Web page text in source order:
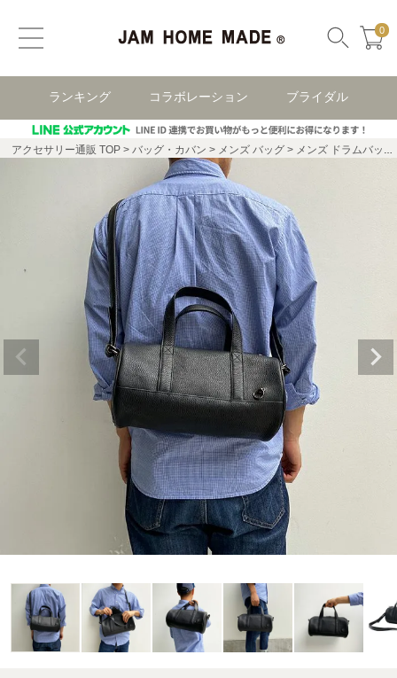
0
ランキング コラボレーション ブライダル
アクセサリー通販 TOP バッグ・カバン メンズ バッグ メンズ ドラムバッグ・ボストンバッグ